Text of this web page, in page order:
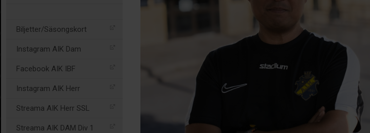
Biljetter/Säsongskort
Instagram AIK Dam
Facebook AIK IBF
Instagram AIK Herr
Streama AIK Herr SSL
Streama AIK DAM Div 1